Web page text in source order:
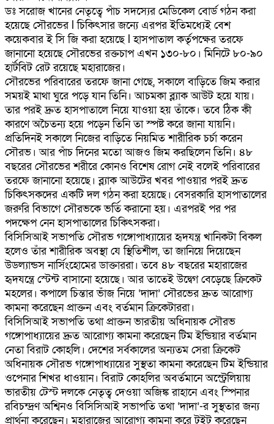
ডঃ সরোজ খানের নেতৃত্বে পাঁচ সদস্যের মেডিকেল বোর্ড গঠন করা
হয়েছে সৌরভের l চিকিৎসার জন্যে এরপর ইতিমধ্যেই বেশ
কয়েকবার ই সি জি করা হয়েছে l হাসপাতাল কর্তৃপক্ষের তরফে
জানানো হয়েছে সৌরভের রক্তচাপ এখন ১৩০-৮০। মিনিটে ৮০-৯০
হার্টবিট রেট রয়েছে মহারাজের।
সৌরভের পরিবারের তরফে জানা গেছে, সকালে বাড়িতে জিম করার
সময়ই মাথা ঘুরে পড়ে যান তিনি। আচমকা ব্ল্যাক আউট হয়ে যায়।
তার পরই দ্রুত হাসপাতালে নিয়ে যাওয়া হয় তাঁকে। তবে ঠিক কী
কারণে অচৈতন্য হয়ে পড়েন তিনি তা স্পষ্ট করে জানা যায়নি।
প্রতিদিনই সকালে নিজের বাড়িতে নিয়মিত শারীরিক চর্চা করেন
সৌরভ। আর পাঁচ দিনের মতো আজও জিম করছিলেন তিনি। ৪৮
বছরের সৌরভের শরীরে কোনও বিশেষ রোগ নেই বলেই পরিবারের
তরফে জানানো হয়েছে। ব্ল্যাক আউটের খবর পাওয়ার পরই দ্রুত
চিকিৎসকদের একটি দল গঠন করা হয়েছে। বেসরকারি হাসপাতালের
জরুরি বিভাগে সৌরভকে ভর্তি করানো হয়। এরপরই পর পর
পদক্ষেপ নেন হাসপাতালের চিকিৎসকরা।
বিসিসিআই সভাপতি সৌরভ গঙ্গোপাধ্যায়ের হৃদযন্ত্র খানিকটা বিকল
হলেও তাঁর শারীরিক অবস্থা যে স্থিতিশীল, তা জানিয়ে দিয়েছেন
উডল্যান্ডস নার্সিংহোমের ডাক্তাররা। তবে ৪৮ বছরের মহারাজের
হৃদযন্ত্রে স্টেন্ট বাসানো হয়েছে। আর তাতেই উদ্বেগ বেড়েছে ক্রিকেট
মহলের। কপালে চিন্তার ভাঁজ নিয়ে ‘দাদা’ সৌরভের দ্রুত আরোগ্য
কামনা করেছেন প্রাক্তন এবং বর্তমান ক্রিকেটাররা।
বিসিসিআই সভাপতি তথা প্রাক্তন ভারতীয় অধিনায়ক সৌরভ
গঙ্গোপাধ্যায়ের দ্রুত আরোগ্য কামনা করেছেন টিম ইন্ডিয়ার বর্তমান
নেতা বিরাট কোহলি। দেশের সর্বকালের অন্যতম সেরা ক্রিকেট
অধিনায়ক সৌরভ গঙ্গোপাধ্যায়ের সুস্থতা কামনা করেছেন টিম ইন্ডিয়ার
ওপেনার শিখর ধাওয়ান। বিরাট কোহলির অবর্তমানে অস্ট্রেলিয়ায়
ভারতীয় টেস্ট দলকে নেতৃত্ব দেওয়া অজিঙ্ক রাহানে এবং স্পিনার
রবিচন্দ্রণ অশ্বিনও বিসিসিআই সভাপতি তথা ‘দাদা’-র সুস্থতার জন্য
প্রার্থনা করেছেন। মহারাজের আরোগ্য কামনা করে টুইট করেছেন